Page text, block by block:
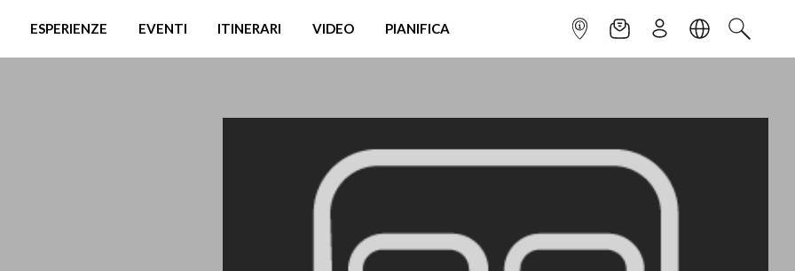
ESPERIENZE EVENTI ITINERARI VIDEO PIANIFICA INFOPOINTNEWSLETTER
ISCRIVITILINGUACERCA